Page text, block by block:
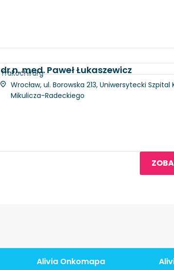
dr n. med. Paweł Łukaszewicz
Trakochirurg
Wrocław, ul. Borowska 213, Uniwersytecki
Mikulicza-Radeckiego
Alivia Onkomapa